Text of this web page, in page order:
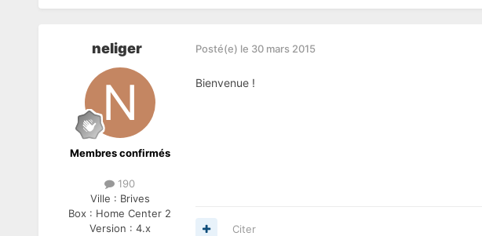
neliger
Membres confirmés
190
Ville : Brives
Box : Home Center 2
Version : 4.x
Posté(e) le 30 mars 2015
Bienvenue !
Citer